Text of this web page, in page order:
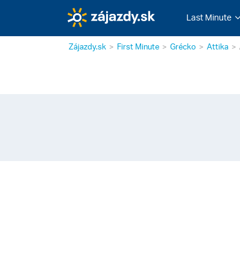
Last Minute
Zájazdy.sk First Minute Grécko Attika